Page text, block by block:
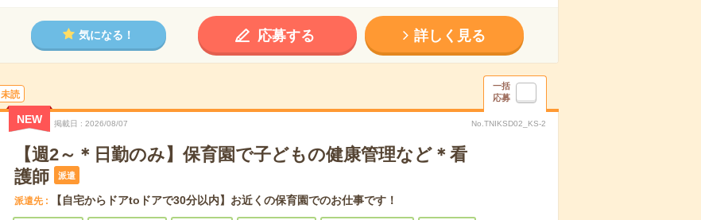
気になる！ 応募する 詳しく見る
未読
一括
応募
NEW 掲載日 2026/08/07 No.TNIKSD02_KS-2
【週2～＊日勤のみ】保育園で子どもの健康管理など＊看
護師
派遣
派遣先 【自宅からドアtoドアで30分以内】お近くの保育園でのお仕事です！